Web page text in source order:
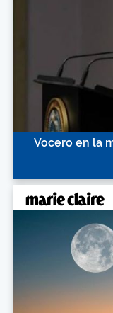
Vocero en la